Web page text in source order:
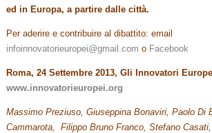
ed in Europa, a partire dalle città.
Per aderire e contribuire al dibattito: email
infoinnovatorieuropei@gmail.com o Facebook
Roma, 24 Settembre 2013, Gli Innovatori
www.innovatorieuropei.org
Massimo Preziuso, Giuseppina Bonaviri, Paolo Di
Cammarota, Filippo Bruno Franco, Stefano